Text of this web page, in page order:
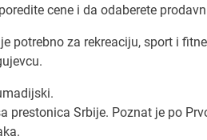
cene i da odaberete
potrebno za rekreaciju, sport i
prestonica Srbije. Poznat je po